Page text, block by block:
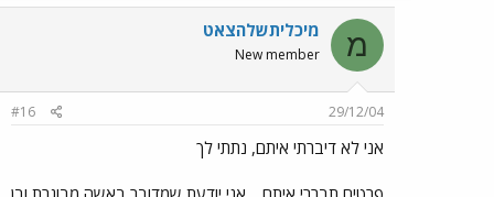
מ מיכליתשלהצאט
New member
29/12/04
#16
אני לא דיברתי איתם, נתתי לך